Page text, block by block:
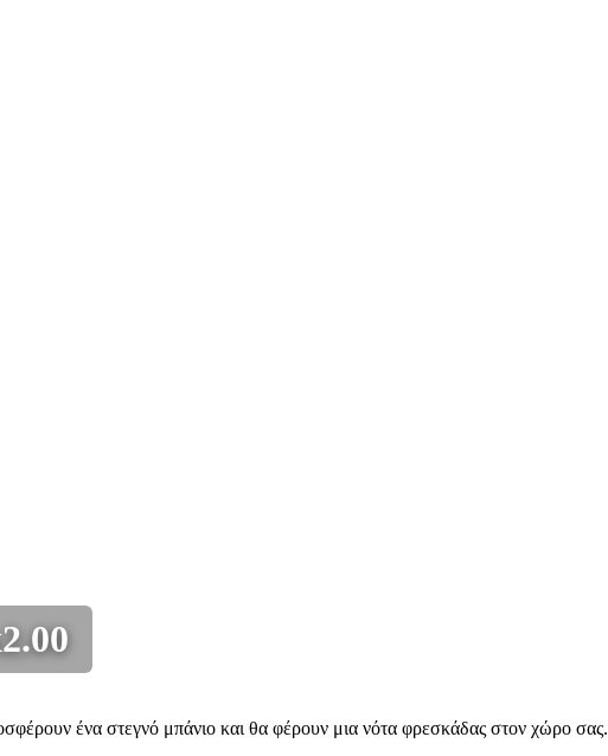
ένα στεγνό μπάνιο και θα φέρουν μια νότα φρεσκάδας στον χώρο σας.